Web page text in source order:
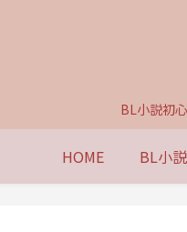
BL小説初
HOME BL小